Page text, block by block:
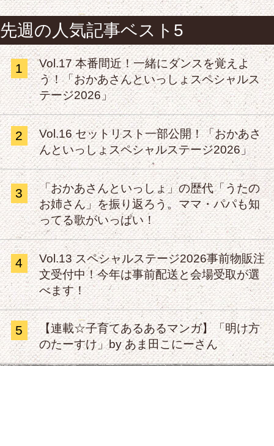
先週の人気記事ベスト5
1
Vol.17 本番間近！一緒にダンスを覚えよ
う！「おかあさんといっしょスペシャルス
テージ2026」
2
Vol.16 セットリスト一部公開！「おかあさ
んといっしょスペシャルステージ2026」
3
「おかあさんといっしょ」の歴代「うたの
お姉さん」を振り返ろう。ママ・パパも知
ってる歌がいっぱい！
4
Vol.13 スペシャルステージ2026事前物販注
文受付中！今年は事前配送と会場受取が選
べます！
5
【連載☆子育てあるあるマンガ】「明け方
のたーすけ」by あま田こにーさん